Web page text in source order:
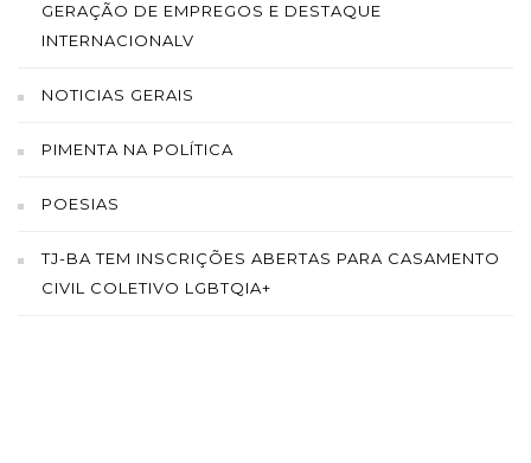
GERAÇÃO DE EMPREGOS E DESTAQUE
INTERNACIONALV
NOTICIAS GERAIS
PIMENTA NA POLÍTICA
POESIAS
TJ-BA TEM INSCRIÇÕES ABERTAS PARA CASAMENTO
CIVIL COLETIVO LGBTQIA+